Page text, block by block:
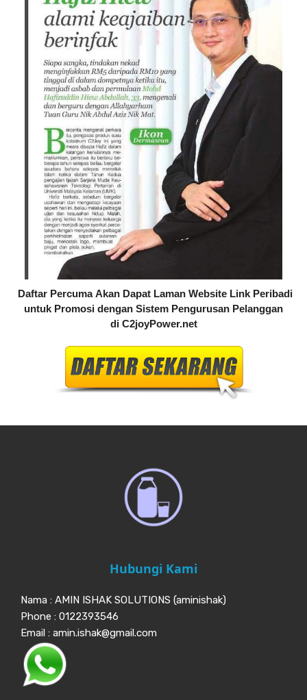
Daftar PercumaAkan Dapat Laman Website Link Peribadi
untuk Promosi dengan Sistem Pengurusan Pelanggan
di C2joyPower.net
Hubungi Kami
Nama : AMIN ISHAK SOLUTIONS (aminishak)
Phone : 0122393546
Email : amin.ishak@gmail.com